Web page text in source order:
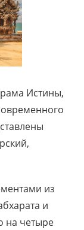
Истины,
из
и
на четыре